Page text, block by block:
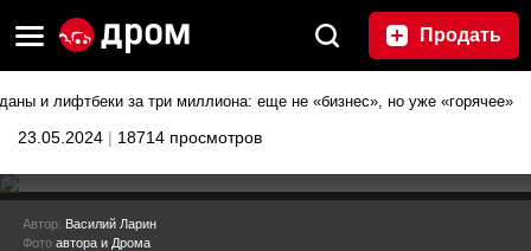
Продать
и лифтбеки за три миллиона: еще не «бизнес», но уже «горячее»
23.05.2024 | 18714 просмотров
Седаны и лифтбеки за три
Автор: Василий Ларин
Фото автора и Дрома